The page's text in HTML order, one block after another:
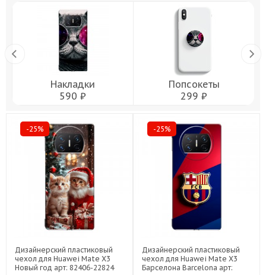
Накладки
590 ₽
Попсокеты
299 ₽
-25%
Дизайнерский пластиковый
чехол для Huawei Mate X3
Новый год арт: 82406-22824
-25%
Дизайнерский пластиковый
чехол для Huawei Mate X3
Барселона Barcelona арт: